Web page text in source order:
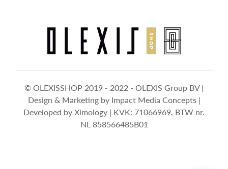
© OLEXISSHOP 2019 - 2022 - OLEXIS Group BV |
Design & Marketing by Impact Media Concepts|
Developed byXimology | KVK: 71066969, BTW nr.
NL 858566485B01